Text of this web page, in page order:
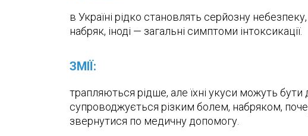
в Україні рідко становлять серйозну
набряк, іноді — загальні симптоми інтоксикації.
ЗМІЇ:
трапляються рідше, але їхні укуси можуть
супроводжується різким болем, набряком,
звернутися по медичну допомогу.